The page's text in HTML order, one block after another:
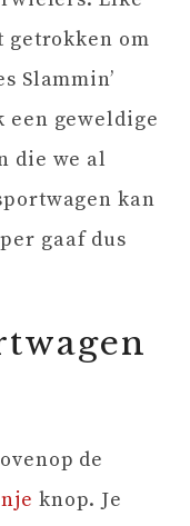
getrokken om
Slammin’
een geweldige
die we al
kan
gaaf dus
de
knop. Je